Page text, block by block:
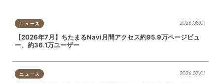
ニュース 2026.08.01
【2026年7月】ちたまるNavi月間アクセス約95.9万ページビュ
ー、約36.1万ユーザー
ニュース 2026.07.01